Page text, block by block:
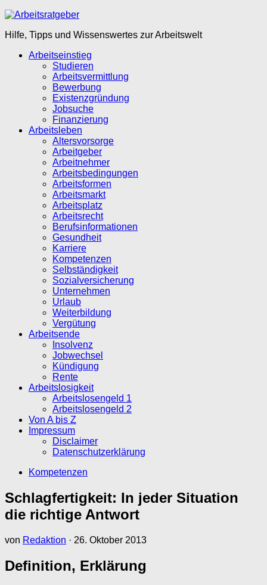
Hilfe, Tipps und Wissenswertes zur Arbeitswelt
Arbeitseinstieg
Studieren
Arbeitsvermittlung
Bewerbung
Existenzgründung
Jobsuche
Finanzierung
Arbeitsleben
Altersvorsorge
Arbeitgeber
Arbeitnehmer
Arbeitsbedingungen
Arbeitsformen
Arbeitsmarkt
Arbeitsplatz
Arbeitsrecht
Berufsinformationen
Gesundheit
Karriere
Kompetenzen
Selbständigkeit
Sozialversicherung
Unternehmen
Urlaub
Weiterbildung
Vergütung
Arbeitsende
Insolvenz
Jobwechsel
Kündigung
Rente
Arbeitslosigkeit
Arbeitslosengeld 1
Arbeitslosengeld 2
Von A bis Z
Impressum
Disclaimer
Datenschutzerklärung
Kompetenzen
Schlagfertigkeit: In jeder Situation
die richtige Antwort
von Redaktion · 26. Oktober 2013
Definition, Erklärung